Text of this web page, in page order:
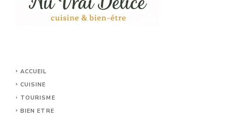
ACCUEIL
CUISINE
TOURISME
BIEN ETRE